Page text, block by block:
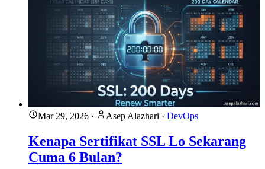
Mar 29, 2026 · Asep Alazhari · DevOps
Kenapa Sertifikat SSL Lo Sekarang
Cuma 6 Bulan?